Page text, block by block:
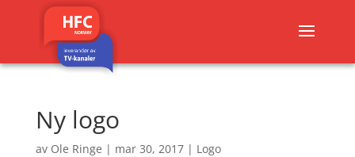
Ny logo
av Ole Ringe | mar 30, 2017| Logo